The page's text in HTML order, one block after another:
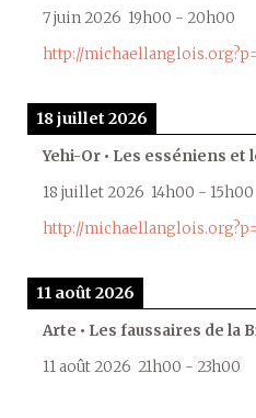
7 juin 2026 19h00 - 20h00
http://
18 juillet 2026
Yehi-Or • Les esséniens et
18 juillet 2026 14h00 - 15h00
http://
11 août 2026
Arte • Les faussaires de la
11 août 2026 21h00 - 23h00